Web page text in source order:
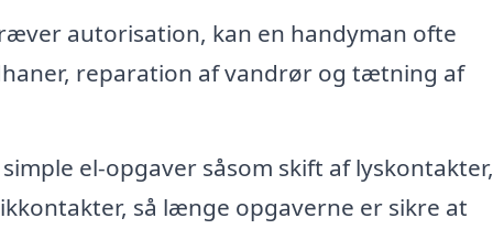
autorisation, kan en handyman ofte
reparation af vandrør og tætning af
el-opgaver såsom skift af lyskontakter,
så længe opgaverne er sikre at